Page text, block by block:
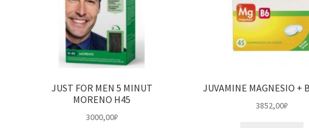
JUST FOR MEN 5 MINUT
MORENO H45
3000,00₽
JUVAMINE MAGNESIO +
3852,00₽